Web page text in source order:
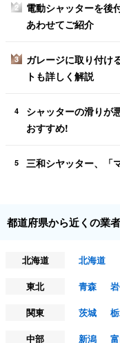
2
電動シャッターを後
あわせてご紹介
3
ガレージに取り付け
トも詳しく解説
4
シャッターの滑りが
おすすめ!
5 三和シヤッター、「
都道府県から近くの業
北海道
北海道
東北
青森
関東
茨城
中部
新潟